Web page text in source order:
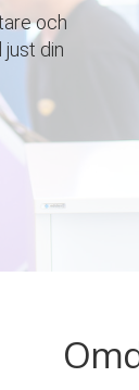
och
just din